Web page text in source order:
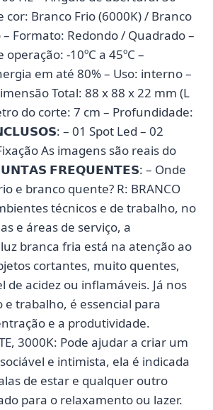
cor: Branco Frio (6000K) / Branco
Formato: Redondo / Quadrado –
-10ºC a 45ºC –
em até 80% – Uso: interno –
Total: 88 x 88 x 22 mm (L
do corte: 7 cm – Profundidade:
– 01 Spot Led – 02
As imagens são reais do
𝗙𝗥𝗘𝗤𝗨𝗘𝗡𝗧𝗘𝗦: – Onde
e branco quente? R: BRANCO
técnicos e de trabalho, no
e áreas de serviço, a
branca fria está na atenção ao
cortantes, muito quentes,
de acidez ou inflamáveis. Já nos
e trabalho, é essencial para
e a produtividade.
3000K: Pode ajudar a criar um
e intimista, ela é indicada
de estar e qualquer outro
para o relaxamento ou lazer.